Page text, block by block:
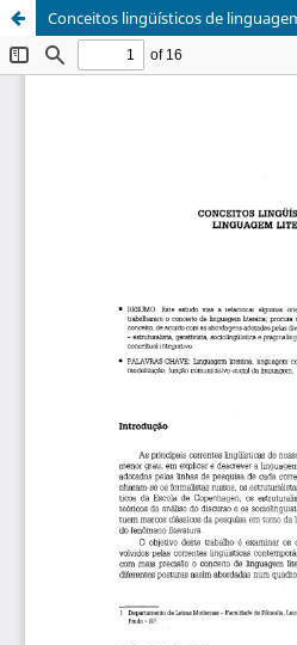
Conceitos lingüísticos de